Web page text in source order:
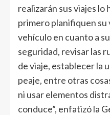
realizarán sus viajes lo
primero planifiquen su
vehículo en cuanto a
seguridad, revisar las
de viaje, establecer la
peaje, entre otras
ni usar elementos
conduce”, enfatizó la